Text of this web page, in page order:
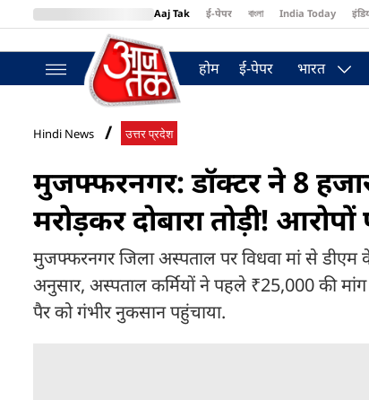
Aaj Tak ई-पेपर বাংলা India Today
BT Bazaar
होम ई-पेपर भारत
Hindi News उत्तर प्रदेश
मुजफ्फरनगर: डॉक्टर ने 8
मरोड़कर दोबारा तोड़ी!
मुजफ्फरनगर जिला अस्पताल पर विधवा मां से
अनुसार, अस्पताल कर्मियों ने पहले ₹25,000 की
पैर को गंभीर नुकसान पहुंचाया.